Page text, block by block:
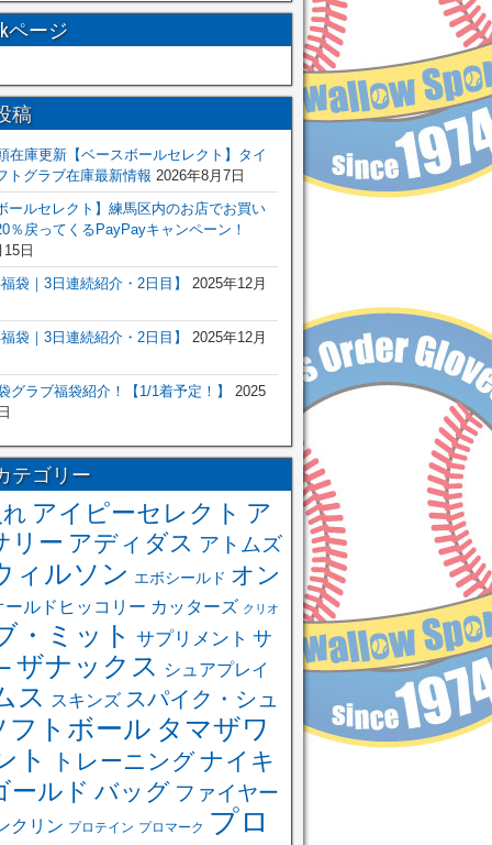
ページ
稿
在庫更新【ベースボールセレクト】タイ
トグラブ在庫最新情報 2026年8月7日
ールセレクト】練馬区内のお店でお買い
％戻ってくるPayPayキャンペーン！
日
袋｜3日連続紹介・2日目】
2025年12月
袋｜3日連続紹介・2日目】 2025年12月
グラブ福袋紹介！【1/1着予定！】
2025
テゴリー
アイピーセレクト ア
リー アディダス アトムズ
ィルソン エボシールド オン
ールドヒッコリー カッターズ クリオ
・ミット サプリメント サ
ザナックス シュアプレイ
ス スキンズ スパイク・シュ
フトボール タマザワ
ト
トレーニングナイキ
ールド バッグ ファイヤー
クリン プロテイン プロマーク プロ